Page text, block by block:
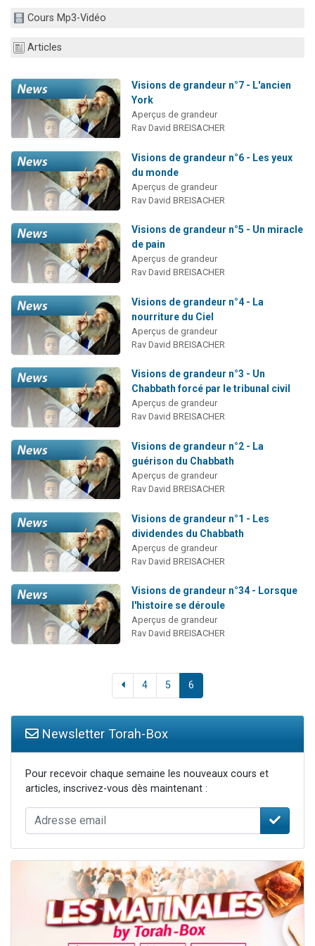
Eli vient de donner son Maasser
Cours Mp3-Vidéo
Articles
Visions de grandeur n°7 - L'ancien
York
Aperçus de grandeur
Rav David BREISACHER
Visions de grandeur n°6 - Les yeux
du monde
Aperçus de grandeur
Rav David BREISACHER
Visions de grandeur n°5 - Un miracle
de pain
Aperçus de grandeur
Rav David BREISACHER
Visions de grandeur n°4 - La
nourriture du Ciel
Aperçus de grandeur
Rav David BREISACHER
Visions de grandeur n°3 - Un
Chabbath forcé par le tribunal civil
Aperçus de grandeur
Rav David BREISACHER
Visions de grandeur n°2 - La
guérison du Chabbath
Aperçus de grandeur
Rav David BREISACHER
Visions de grandeur n°1 - Les
dividendes du Chabbath
Aperçus de grandeur
Rav David BREISACHER
Visions de grandeur n°34 - Lorsque
l'histoire se déroule
Aperçus de grandeur
Rav David BREISACHER
4 5 6
Newsletter Torah-Box
Pour recevoir chaque semaine les nouveaux cours et
articles, inscrivez-vous dès maintenant :